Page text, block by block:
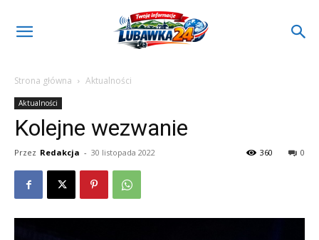
Strona główna Aktualności
Aktualności
Kolejne wezwanie
Przez Redakcja - 30 listopada 2022 0
360